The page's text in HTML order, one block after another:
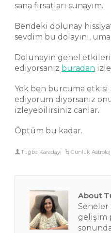
sana fırsatları sunayım.
Bendeki dolunay
sevdim bu dolayını,
Dolunayın genel
ediyorsanız buradan
Yok ben burcuma
ediyorum diyorsanız
izleyebilirsiniz canlar.
Öptüm bu kadar.
Tuğba Karadayı Günlük
About
Seneler
gelişim